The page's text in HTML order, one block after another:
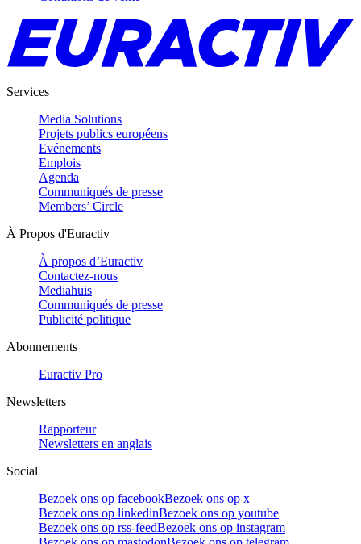
Services
Media Solutions
Projets publics européens
Evénements
Emplois
Agenda
Communiqués de presse
Members’ Circle
À Propos d'Euractiv
À propos d’Euractiv
Contactez-nous
Mediahuis
Communiqués de presse
Publicité politique
Abonnements
Euractiv Pro
Newsletters
Rapporteur
Newsletters en anglais
Social
Bezoek ons op facebookBezoek ons op x
Bezoek ons op linkedinBezoek ons op youtube
Bezoek ons op rss-feedBezoek ons op instagram